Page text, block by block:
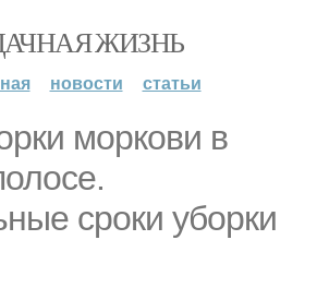
ЖИЗНЬ
новости статьи
моркови в
сроки уборки